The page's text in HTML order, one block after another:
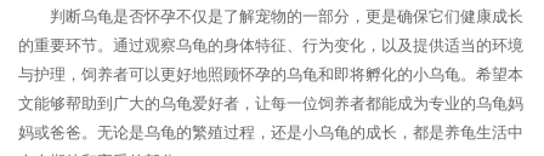
判断乌龟是否怀孕不仅是了解宠物的一部分，更是确保它们健康成长
的重要环节。通过观察乌龟的身体特征、行为变化，以及提供适当的环境
与护理，饲养者可以更好地照顾怀孕的乌龟和即将孵化的小乌龟。希望本
文能够帮助到广大的乌龟爱好者，让每一位饲养者都能成为专业的乌龟妈
妈或爸爸。无论是乌龟的繁殖过程，还是小乌龟的成长，都是养龟生活中